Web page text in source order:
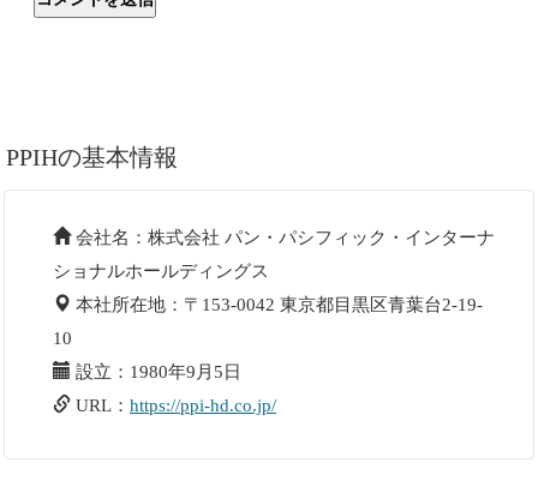
PPIHの基本情報
会社名：株式会社 パン・パシフィック・インターナ
ショナルホールディングス
本社所在地：〒153-0042 東京都目黒区青葉台2-19-
10
設立：1980年9月5日
URL： https://ppi-hd.co.jp/